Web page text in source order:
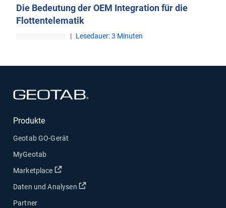
Die Bedeutung der OEM Integration für die
Flottentelematik
| Lesedauer: 3 Minuten
Produkte
Geotab GO-Gerät
MyGeotab
Marketplace
In neuem Fenster öffnen
Daten und Analysen In neuem Fenster öffnen
Partner